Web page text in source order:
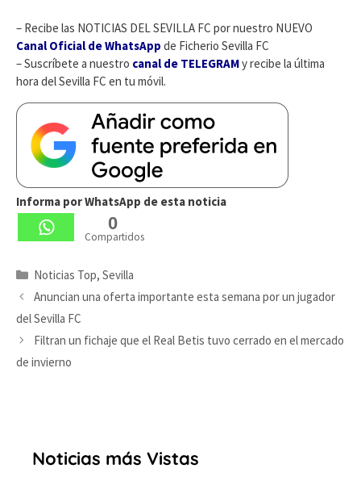
– Recibe las NOTICIAS DEL SEVILLA FC por nuestro NUEVO
Canal Oficial de WhatsApp de Ficherio Sevilla FC
– Suscríbete a nuestro canal de TELEGRAMy recibe la última
hora del Sevilla FC en tu móvil.
Informa por WhatsApp de esta noticia
0
Compartidos
Categorías
Noticias Top, Sevilla
Anuncian una oferta importante esta semana por un jugador
del Sevilla FC
Filtran un fichaje que el Real Betis tuvo cerrado en el mercado
de invierno
Noticias más Vistas